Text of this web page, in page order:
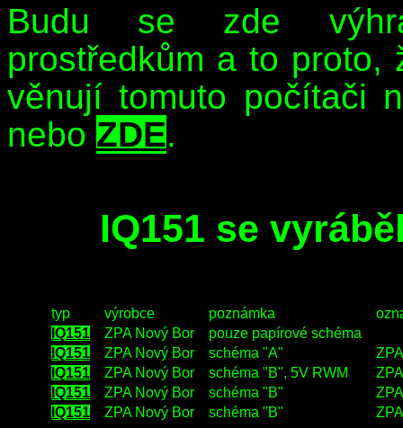
Budu se zde
prostředkům a to
věnují tomuto počítači
nebo ZDE.
IQ151 se
typ výrobce poznámka
IQ151
ZPA Nový Bor
pouze papírové schéma
IQ151
ZPA Nový Bor schéma "A"
IQ151
ZPA Nový Bor schéma "B", 5V RWM
IQ151
ZPA Nový Bor schéma "B"
IQ151
ZPA Nový Bor schéma "B"